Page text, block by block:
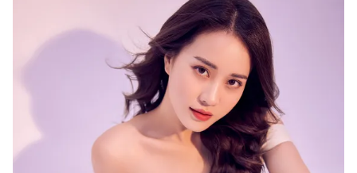
Liên hệ quảng cáo:
024-7300.7108